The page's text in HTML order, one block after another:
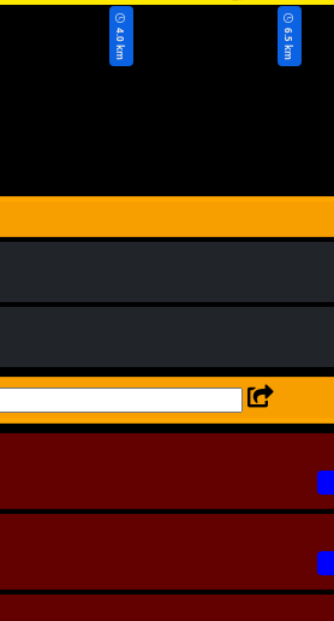
4.0 km 6.5 km